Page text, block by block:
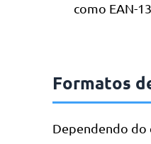
como EAN-
Formatos
Dependendo do